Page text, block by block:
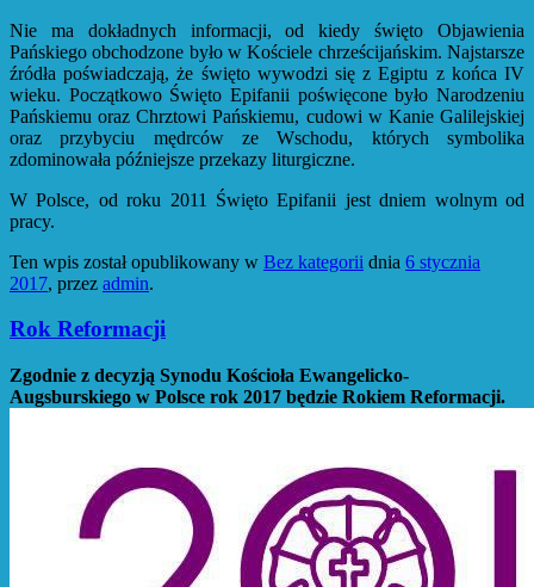
Nie ma dokładnych informacji, od kiedy święto Objawienia
Pańskiego obchodzone było w Kościele chrześcijańskim. Najstarsze
źródła poświadczają, że święto wywodzi się z Egiptu z końca IV
wieku. Początkowo Święto Epifanii poświęcone było Narodzeniu
Pańskiemu oraz Chrztowi Pańskiemu, cudowi w Kanie Galilejskiej
oraz przybyciu mędrców ze Wschodu, których symbolika
zdominowała późniejsze przekazy liturgiczne.
W Polsce, od roku 2011 Święto Epifanii jest dniem wolnym od
pracy.
Ten wpis został opublikowany w Bez kategorii dnia 6 stycznia
2017, przez admin.
Rok Reformacji
Zgodnie z decyzją Synodu Kościoła Ewangelicko-
Augsburskiego w Polsce rok 2017 będzie Rokiem Reformacji.